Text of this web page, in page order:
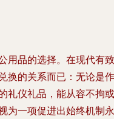
用品的选择。在现代有致
换的关系而已：无论是作
礼仪礼品，能从容不拘或
为一项促进出始终机制永